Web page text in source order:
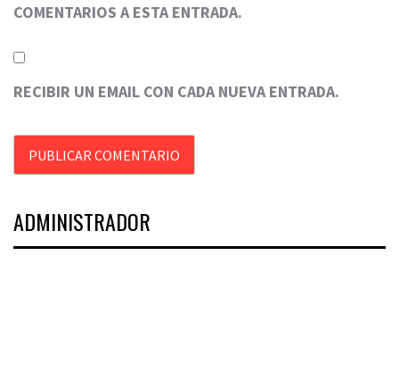
COMENTARIOS A ESTA ENTRADA.
RECIBIR UN EMAIL CON CADA NUEVA ENTRADA.
ADMINISTRADOR